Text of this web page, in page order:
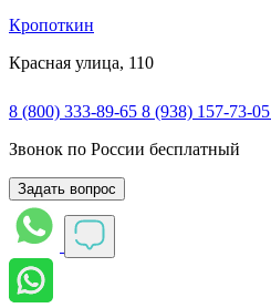
Кропоткин
Красная улица, 110
8 (800) 333-89-65 8 (938) 157-73-05
Звонок по России бесплатный
Задать вопрос